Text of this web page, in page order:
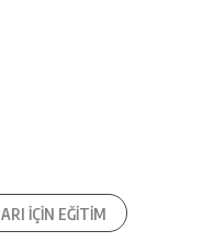
IÇIN EĞITIM